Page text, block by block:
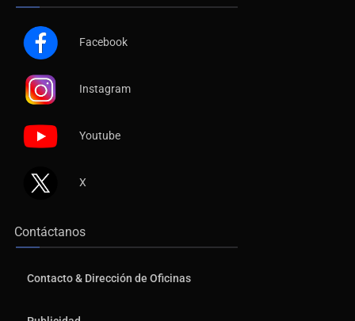
Facebook
Instagram
Youtube
X
Contáctanos
Contacto & Dirección de Oficinas